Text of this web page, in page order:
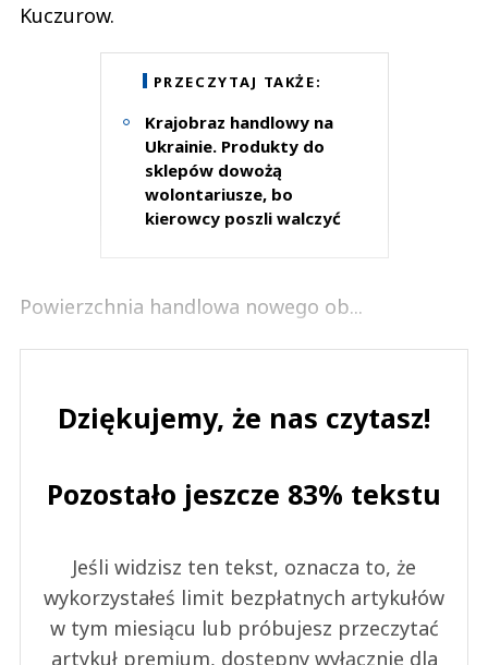
Kuczurow.
PRZECZYTAJ TAKŻE:
Krajobraz handlowy na
Ukrainie. Produkty do
sklepów dowożą
wolontariusze, bo
kierowcy poszli walczyć
Powierzchnia handlowa nowego ob...
Dziękujemy, że nas czytasz!
Pozostało jeszcze 83% tekstu
Jeśli widzisz ten tekst, oznacza to, że
wykorzystałeś limit bezpłatnych artykułów
w tym miesiącu lub próbujesz przeczytać
artykuł premium, dostępny wyłącznie dla